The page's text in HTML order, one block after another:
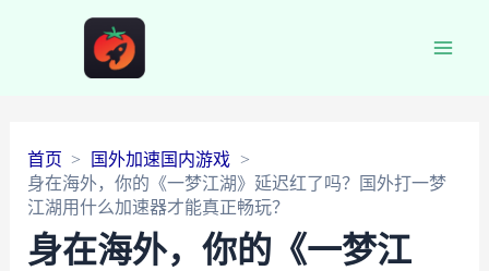
首页
国外加速国内游戏
身在海外，你的《一梦江湖》延迟红了吗？国外打一梦
江湖用什么加速器才能真正畅玩？
身在海外，你的《一梦江